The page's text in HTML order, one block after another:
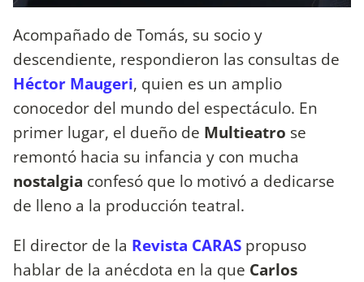
Acompañado de Tomás, su socio y
descendiente, respondieron las consultas de
Héctor Maugeri, quien es un amplio
conocedor del mundo del espectáculo. En
primer lugar, el dueño de Multieatro se
remontó hacia su infancia y con mucha
nostalgia confesó que lo motivó a dedicarse
de lleno a la producción teatral.
El director de la Revista CARAS propuso
hablar de la anécdota en la que Carlos